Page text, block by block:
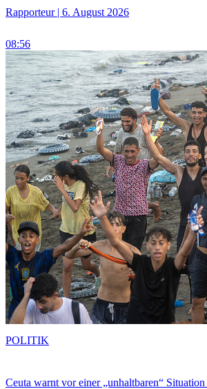
Rapporteur | 6. August 2026
08:56
Ceuta warnt vor einer „unhaltbaren“
POLITIK